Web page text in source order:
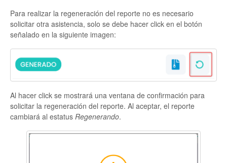
Para realizar la regeneración del reporte no es necesario
solicitar otra asistencia, solo se debe hacer click en el botón
señalado en la siguiente imagen:
Al hacer click se mostrará una ventana de confirmación para
solicitar la regeneración del reporte. Al aceptar, el reporte
cambiará al estatus Regenerando.